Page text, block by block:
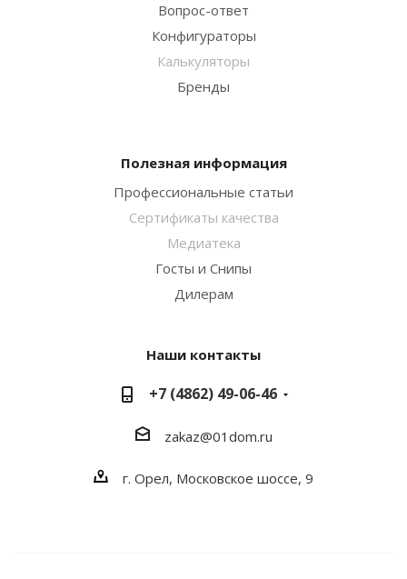
Вопрос-ответ
Конфигураторы
Калькуляторы
Бренды
Полезная информация
Профессиональные статьи
Сертификаты качества
Медиатека
Госты и Снипы
Дилерам
Наши контакты
+7 (4862) 49-06-46
zakaz@01dom.ru
г. Орел, Московское шоссе, 9